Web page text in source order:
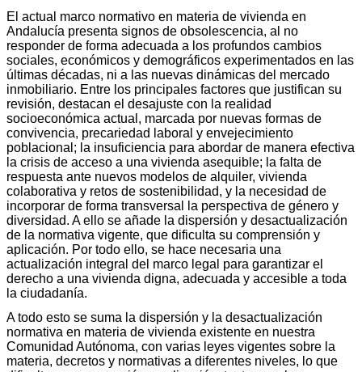
El actual marco normativo en materia de vivienda en
Andalucía presenta signos de obsolescencia, al no
responder de forma adecuada a los profundos cambios
sociales, económicos y demográficos experimentados en las
últimas décadas, ni a las nuevas dinámicas del mercado
inmobiliario. Entre los principales factores que justifican su
revisión, destacan el desajuste con la realidad
socioeconómica actual, marcada por nuevas formas de
convivencia, precariedad laboral y envejecimiento
poblacional; la insuficiencia para abordar de manera efectiva
la crisis de acceso a una vivienda asequible; la falta de
respuesta ante nuevos modelos de alquiler, vivienda
colaborativa y retos de sostenibilidad, y la necesidad de
incorporar de forma transversal la perspectiva de género y
diversidad. A ello se añade la dispersión y desactualización
de la normativa vigente, que dificulta su comprensión y
aplicación. Por todo ello, se hace necesaria una
actualización integral del marco legal para garantizar el
derecho a una vivienda digna, adecuada y accesible a toda
la ciudadanía.
A todo esto se suma la dispersión y la desactualización
normativa en materia de vivienda existente en nuestra
Comunidad Autónoma, con varias leyes vigentes sobre la
materia, decretos y normativas a diferentes niveles, lo que